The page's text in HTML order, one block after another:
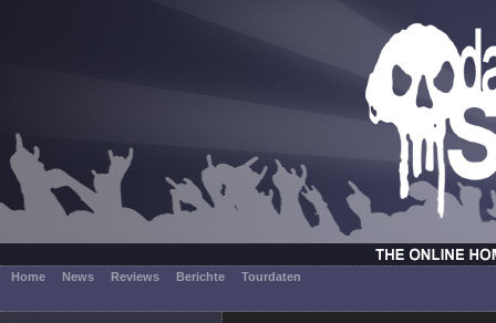
Home News Reviews Berichte Tourdaten